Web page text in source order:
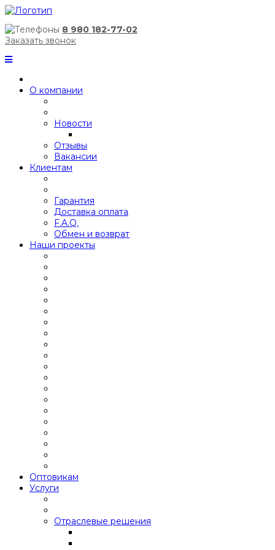
8 980 182-77-02
Заказать звонок
О компании
Новости
Отзывы
Вакансии
Клиентам
Гарантия
Доставка оплата
F.A.Q.
Обмен и возврат
Наши проекты
Оптовикам
Услуги
Отраслевые решения